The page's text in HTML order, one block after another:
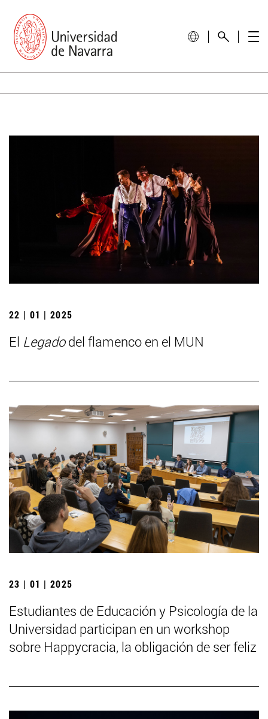
22 | 01 | 2025
El Legadodel flamenco en el MUN
23 | 01 | 2025
Estudiantes de Educación y Psicología de la
Universidad participan en un workshop
sobre Happycracia, la obligación de ser feliz